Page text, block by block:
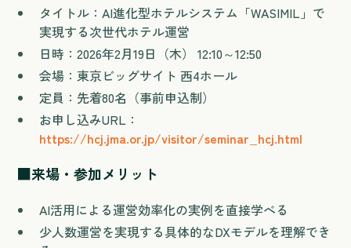
タイトル：AI進化型ホテルシステム「WASIMIL」で
実現する次世代ホテル運営
日時：2026年2月19日（木） 12:10～12:50
会場：東京ビッグサイト 西4ホール
定員：先着80名（事前申込制）
お申し込みURL：
https://hcj.jma.or.jp/visitor/seminar_hcj.html
■来場・参加メリット
AI活用による運営効率化の実例を直接学べる
少人数運営を実現する具体的なDXモデルを理解でき